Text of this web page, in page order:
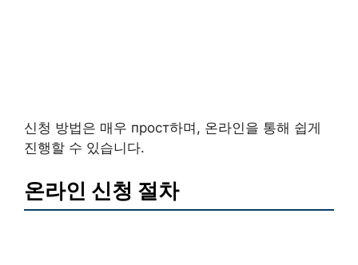
신청 방법은 매우 прост하며, 온라인을 통해 쉽게
진행할 수 있습니다.
온라인 신청 절차